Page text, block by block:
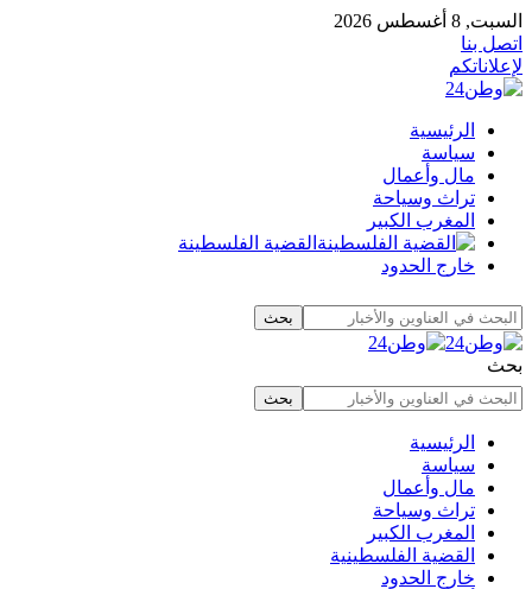
السبت, 8 أغسطس 2026
اتصل بنا
لإعلاناتكم
الرئيسية
سياسة
مال وأعمال
تراث وسياحة
المغرب الكبير
القضية الفلسطينة
خارج الحدود
بحث
الرئيسية
سياسة
مال وأعمال
تراث وسياحة
المغرب الكبير
القضية الفلسطينية
خارج الحدود